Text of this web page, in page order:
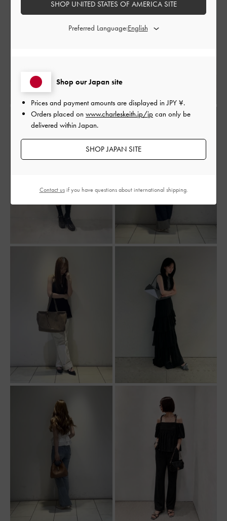
Shop our Japan site
Prices and payment amounts are displayed inJPY ¥.
Orders placed on www.charleskeith.jp/jp can only be
delivered within Japan.
SHOP JAPAN SITE
SHOP UNITED STATES OF AMERICA SITE
Preferred Language:
Contact usif you have questions about international shipping.